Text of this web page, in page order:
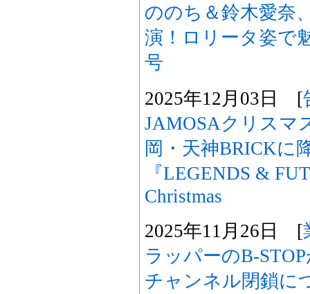
ののち＆鈴木愛奈
演！ロリータ姿で
号
2025年12月03日 [
JAMOSAクリスマ
岡・天神BRICKに
『LEGENDS &
Christmas
2025年11月26日 [
ラッパーのB-
チャンネル閉鎖に